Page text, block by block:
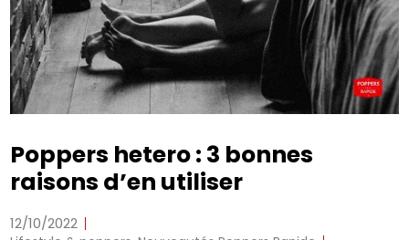
Poppers hetero : 3 bonnes
raisons d’en utiliser
12/10/2022